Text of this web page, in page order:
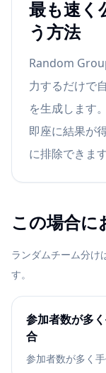
最も速く
う方法
Random
力するだけで
を生成します
即座に結果が
に排除できます
この場合に
ランダムチーム分け
す。
参加者数が多
合
参加者数が多く